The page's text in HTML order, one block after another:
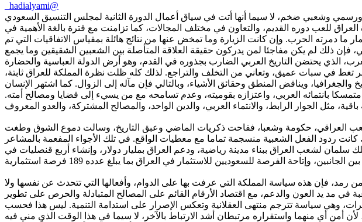
_hadialyami@
شخصية بينها 9 وزراء إلى العراق باهتمام إعلامي ورسمي وشعبي ضخم، لا سيما أنها أتت في سياق أعمال الدورة الثانية لمجلس التنسيق السعودي
للعب دوره القديم، والتعاون في مختلف المجالات، كما تزامنت مع فترة بالغة الأهمية في
ما دمرته الحرب. وإن كانت الزيارة وما تمخض عنها من نتائج هائلة بمقياس الاتفاقيات التي تم
فإن ذلك لم يكن مفاجئا لمن يدركون حقيقة العلاقة المتأصلة بين الشعبين الشقيقين وما يجمع
الذي يحتضن التاريخ العربي الضارب بجذوره في القدم، وهو أرض الدولة العباسية والحضارة
تغط في سبات عميق، وتعاني من التخلف والتراجع. لذلك كله ظلت نظرة المملكة للعراق ثابتة،
ويناقض المنطق وحقائق الأشياء، وبالتالي فإن مآله إلى الزوال. كما اشتهر الإنسان
بانتمائه العربي، واعتزازه بقوميته، وعدم تسامحه مع من يسيء إلى قضايا ومصالح أمته.
العراقي، حكومة وشعبا، ففاحت ذكريات الماضي وعبق التاريخ، وسالت دموع الشوق وطغت
ردود الفعل الشعبية منسجمة تماما مع معطيات الواقع. في تلك الأجواء المفعمة بالمشاعر
سلمان لشعب العراق ببناء مدينة رياضية، ودعم العراق بمليار دولار، وإنشاء أربع قنصليات في
رمد، فإن هذه سياسة المملكة التي عرفت بها على الدوام، وأفعالها التي تتحدث عن نفسها ولا
مد يد العون والدعم، مع اقتصاد الأرقام القائم على المصالح المتبادلة والحرص على تطوير
وهي سياسة تترجم منتهى العقلانية وتعكس الإصرار على استدامة التنمية. ليس هذا فحسب
أمن أي منهما واستقراره مرتبطان أشد الارتباط بالآخر، لا سيما في هذا الوقت الذي مني فيه